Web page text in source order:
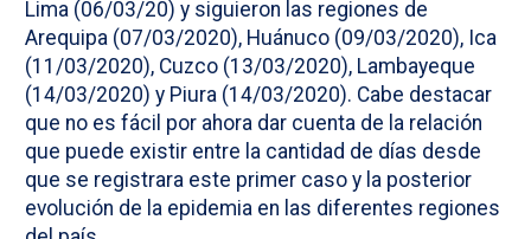
Lima (06/03/20) y siguieron las regiones de
Arequipa (07/03/2020), Huánuco (09/03/2020), Ica
(11/03/2020), Cuzco (13/03/2020), Lambayeque
(14/03/2020) y Piura (14/03/2020). Cabe destacar
que no es fácil por ahora dar cuenta de la relación
que puede existir entre la cantidad de días desde
que se registrara este primer caso y la posterior
evolución de la epidemia en las diferentes regiones